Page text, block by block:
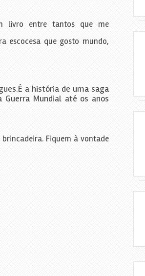
livro entre tantos que me
escocesa que gosto mundo,
a história de uma saga
Guerra Mundial até os anos
Fiquem à vontade